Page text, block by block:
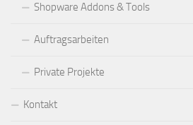
Shopware Addons & Tools
Auftragsarbeiten
Private Projekte
Kontakt